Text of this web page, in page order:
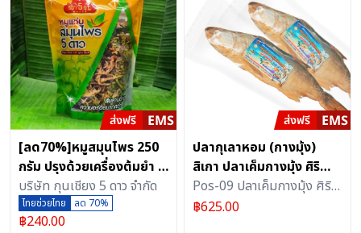
[ลด70%]หมูสมุนไพร 250
กรัม ปรุงด้วยเครื่องต้มยำ 1
ชิ้น
บริษัท กุนเชียง 5 ดาว จำกัด
ไทยช่วยไทย ลด 70%
฿240.00
ปลากุเลาหอม (กางมุ้ง)
สิเกา ปลาเค็มกางมุ้ง ศิริ
วรรณ ขนาด 400 กรัม
Pos-09 ปลาเค็มกางมุ้ง ศิริ
วรรณ
฿625.00